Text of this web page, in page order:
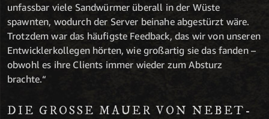
unfassbar viele Sandwürmer überall in der Wüste
spawnten, wodurch der Server beinahe abgestürzt wäre.
Trotzdem war das häufigste Feedback, das wir von unseren
Entwicklerkollegen hörten, wie großartig sie das fanden –
obwohl es ihre Clients immer wieder zum Absturz
brachte.“
DIE GROSSE MAUER VON NEBET-H